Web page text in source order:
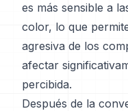
es más sensible a
color, lo que
agresiva de los
afectar
percibida.
Después de la